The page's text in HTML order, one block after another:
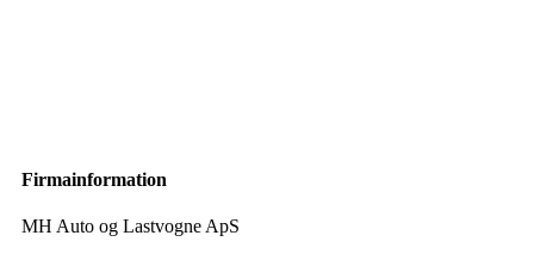
Firmainformation
MH Auto og Lastvogne ApS